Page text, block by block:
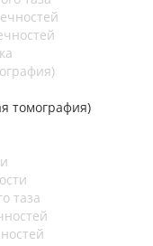
томография)
таза